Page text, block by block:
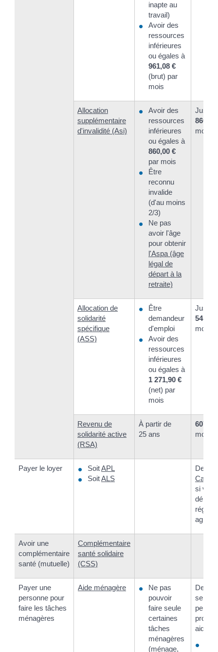
inapte au
travail)
Avoir des
ressources
inférieures
ou égales à
961,08 €
(brut) par
mois
Allocation
supplémentaire
d'invalidité (Asi)
Avoir des
ressources
inférieures
ou égales à
860,00 €
par mois
Être
reconnu
invalide
(d'au moins
2/3)
Ne pas
avoir l'âge
pour obtenir
l'Aspa (âge
légal de
départ à la
retraite)
860,00
mois
Allocation de
solidarité
spécifique
(ASS)
Être
demandeur
d'emploi
Avoir des
ressources
inférieures
ou égales à
1 271,90 €
(net) par
mois
545,10
mois
Revenu de
solidarité active
(RSA)
À partir de
25 ans
607,75
mois
Payer le loyer SoitAPL
SoitALS
Caf
si vous
régime
Avoir une
complémentaire
santé (mutuelle)
Complémentaire
santé solidaire
(CSS)
Payer une
personne pour
faire les tâches
ménagères
Aide ménagère
Ne pas
pouvoir
faire seule
certaines
tâches
ménagères
(ménage,
aide :